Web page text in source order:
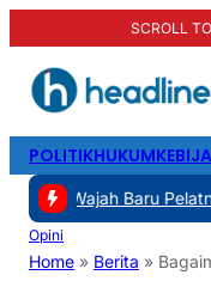
SCROLL
POLITIKHUKUM
Pelatnas FPTI 2026:
Opini
Home » Berita »